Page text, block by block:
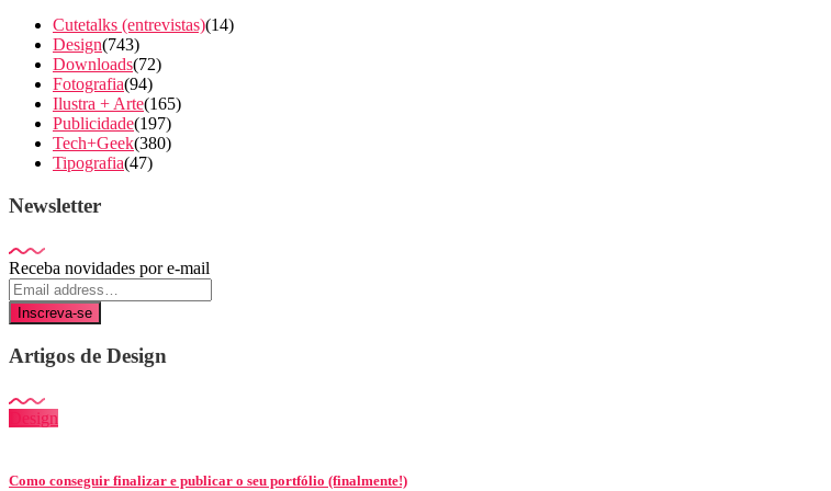
Cutetalks (entrevistas)(14)
Design(743)
Downloads(72)
Fotografia(94)
Ilustra + Arte(165)
Publicidade(197)
Tech+Geek(380)
Tipografia(47)
Newsletter
Receba novidades por e-mail
Inscreva-se
Artigos de Design
Design
Como conseguir finalizar e publicar o seu portfólio (finalmente!)